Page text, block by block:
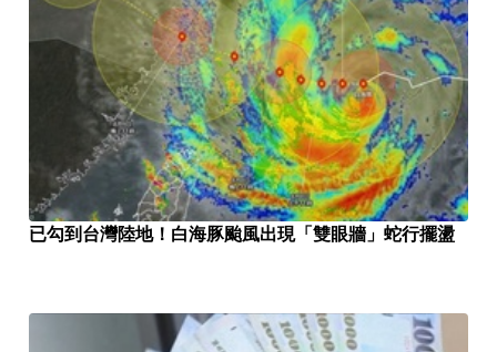
已勾到台灣陸地！白海豚颱風出現「雙眼牆」蛇行擺盪